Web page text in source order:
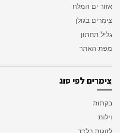
אזור ים המלח
צימרים בגולן
גליל תחתון
מפת האתר
צימרים לפי סוג
בקתות
וילות
לזוגות בלבד